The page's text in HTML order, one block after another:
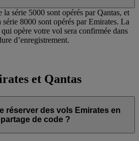
la série 5000 sont opérés par Qantas, et
série 8000 sont opérés par Emirates. La
opère votre vol sera confirmée dans
d’enregistrement.
et Qantas
réserver des vols Emirates en
partage de code ?